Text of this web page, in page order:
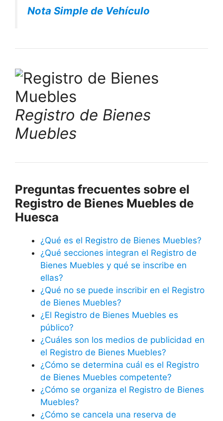
Nota Simple de Vehículo
Registro de Bienes
Muebles
Preguntas frecuentes sobre el
Registro de Bienes Muebles de
Huesca
¿Qué es el Registro de Bienes Muebles?
¿Qué secciones integran el Registro de
Bienes Muebles y qué se inscribe en
ellas?
¿Qué no se puede inscribir en el Registro
de Bienes Muebles?
¿El Registro de Bienes Muebles es
público?
¿Cuáles son los medios de publicidad en
el Registro de Bienes Muebles?
¿Cómo se determina cuál es el Registro
de Bienes Muebles competente?
¿Cómo se organiza el Registro de Bienes
Muebles?
¿Cómo se cancela una reserva de